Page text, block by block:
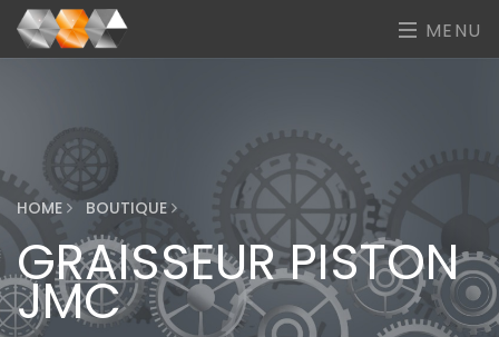
MENU
HOME BOUTIQUE
GRAISSEUR PISTON
JMC